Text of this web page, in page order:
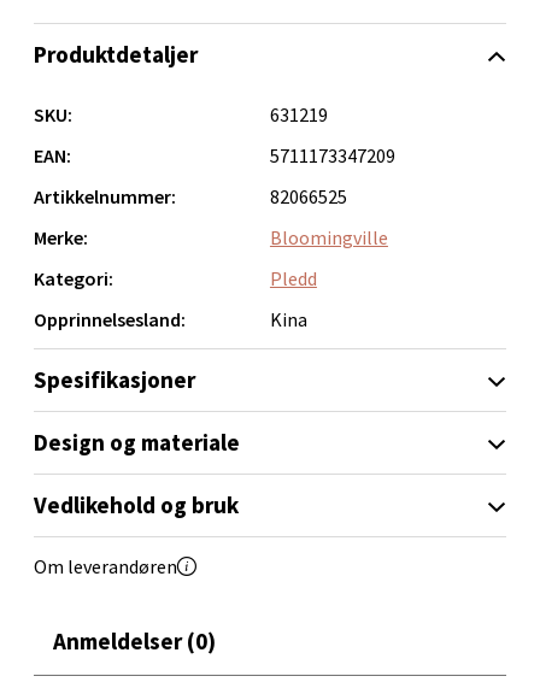
sengen – perfekt hele året.
- Mål: 160x130 cm
- Frynsete avslutninger
Produktdetaljer
SKU:
631219
EAN:
5711173347209
Artikkelnummer:
82066525
Merke:
Bloomingville
Kategori:
Pledd
Opprinnelsesland:
Kina
Spesifikasjoner
Design og materiale
Vedlikehold og bruk
Om leverandøren
Anmeldelser (0)
Bergen - Thon Senter Lagunen
Laguneveien 1, 5239 Bergen
Kristiansand - Markens
Lillemarkens markensgate 25B, 4611 Kristiansand
Åpent i dag 09-18
0 i butikk
Oslo - Linderud